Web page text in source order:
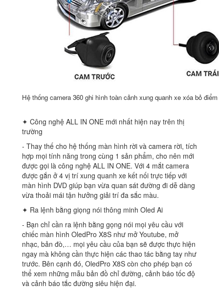
Hệ thống camera 360 ghi hình toàn cảnh xung quanh xe xóa bỏ
✦ Công nghệ ALL IN ONE mới nhất hiện nay trên thị
trường
‐ Thay thế cho hệ thống màn hình rời và camera rời, tích
hợp mọi tính năng trong cùng 1 sản phẩm, cho nên mới
được gọi là công nghệ ALL IN ONE. Với 4 mắt camera
được gắn ở 4 vị trí xung quanh xe kết nối trực tiếp với
màn hình DVD giúp bạn vừa quan sát đường đi dễ dàng
vừa thoải mái tận hưởng giải trí đa sắc màu.
✦ Ra lệnh bằng giọng nói thông minh Oled Ai
‐ Bạn chỉ cần ra lệnh bằng gọng nói mọi yêu cầu với
chiếc màn hình OledPro X8S như mở Youtube, mở
nhạc, bản đò,… mọi yêu cầu của bạn sẽ được thực hiện
ngay mà không cần thực hiện các thao tác bằng tay như
trước. Bên cạnh đó, OledPro X8S còn cho phép bạn có
thể xem những mẫu bản đồ chỉ đường, cảnh báo tốc độ
và cảnh báo tắc đường siêu hiện đại.